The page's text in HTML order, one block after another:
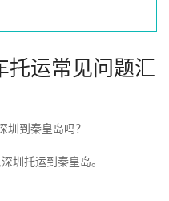
托运常见问题汇
圳到秦皇岛吗？
圳托运到秦皇岛。